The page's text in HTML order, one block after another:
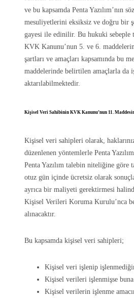
ve bu kapsamda Penta Yazılım’nın
mesuliyetlerini eksiksiz ve doğru bir
gayesi ile edinilir. Bu hukuki sebeple
KVK Kanunu’nun 5. ve 6.
şartları ve amaçları kapsamında bu
maddelerinde belirtilen amaçlarla da
aktarılabilmektedir.
Kişisel Veri Sahibinin KVK Kanunu’nun 11.
Kişisel veri sahipleri olarak,
düzenlenen yöntemlerle Penta
Penta Yazılım talebin niteliğine göre
otuz gün içinde ücretsiz olarak
ayrıca bir maliyeti gerektirmesi
Kişisel Verileri Koruma Kurulu’nca
alınacaktır.
Bu kapsamda kişisel veri sahipleri;
Kişisel veri işlenip
Kişisel verileri işlenmişse
Kişisel verilerin işlenme